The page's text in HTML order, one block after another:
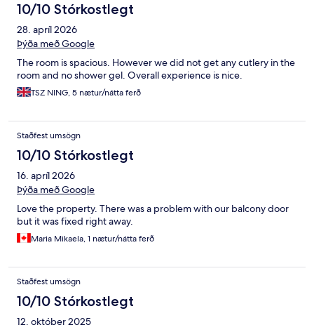
10/10 Stórkostlegt
28. apríl 2026
Þýða með Google
The room is spacious. However we did not get any cutlery in the
room and no shower gel. Overall experience is nice.
TSZ NING, 5 nætur/nátta ferð
Staðfest umsögn
10/10 Stórkostlegt
16. apríl 2026
Þýða með Google
Love the property. There was a problem with our balcony door
but it was fixed right away.
Maria Mikaela, 1 nætur/nátta ferð
Staðfest umsögn
10/10 Stórkostlegt
12. október 2025